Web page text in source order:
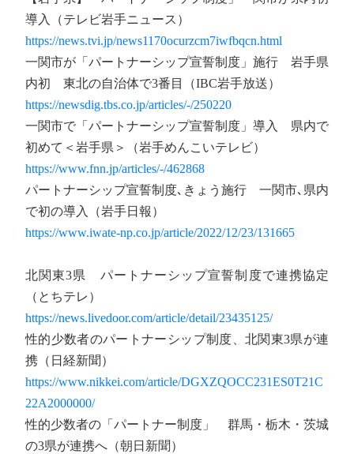
導入（テレビ岩手ニュース）
https://news.tvi.jp/news1170ocurzcm7iwfbqcn.html
一関市が「パートナーシップ宣誓制度」施行 岩手県
内初 東北の自治体で3番目（IBC岩手放送）
https://newsdig.tbs.co.jp/articles/-/250220
一関市で「パートナーシップ宣誓制度」導入 県内で
初めて＜岩手県＞（岩手めんこいテレビ）
https://www.fnn.jp/articles/-/462868
パートナーシップ宣誓制度､きょう施行 一関市､県内
で初の導入（岩手日報）
https://www.iwate-np.co.jp/article/2022/12/23/131665
北関東3県 パートナーシップ宣誓制度で連携協定
（とちテレ）
https://news.livedoor.com/article/detail/23435125/
性的少数者のパートナーシップ制度、北関東3県が連
携（日経新聞）
https://www.nikkei.com/article/DGXZQOCC231ES0T21C
22A2000000/
性的少数者の「パートナー制度」 群馬・栃木・茨城
の3県が連携へ（朝日新聞）